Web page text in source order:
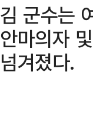
김 군수는
안마의자
넘겨졌다.